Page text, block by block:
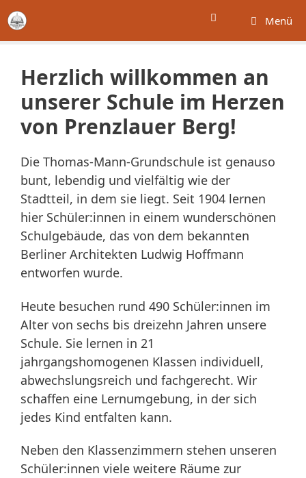
Zum
Inhalt
springen
Menü
Herzlich willkommen an
unserer Schule im Herzen
von Prenzlauer Berg!
Die Thomas-Mann-Grundschule ist genauso
bunt, lebendig und vielfältig wie der
Stadtteil, in dem sie liegt. Seit 1904 lernen
hier Schüler:innen in einem wunderschönen
Schulgebäude, das von dem bekannten
Berliner Architekten Ludwig Hoffmann
entworfen wurde.
Heute besuchen rund 490 Schüler:innen im
Alter von sechs bis dreizehn Jahren unsere
Schule. Sie lernen in 21
jahrgangshomogenen Klassen individuell,
abwechslungsreich und fachgerecht. Wir
schaffen eine Lernumgebung, in der sich
jedes Kind entfalten kann.
Neben den Klassenzimmern stehen unseren
Schüler:innen viele weitere Räume zur